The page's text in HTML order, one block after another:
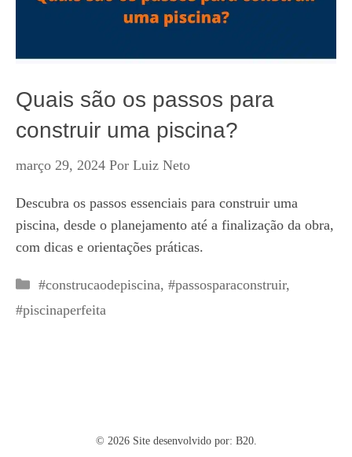
Quais são os passos para
construir uma piscina?
março 29, 2024 Por Luiz Neto
Descubra os passos essenciais para construir uma
piscina, desde o planejamento até a finalização da obra,
com dicas e orientações práticas.
Categorias
#construcaodepiscina, #passosparaconstruir,
#piscinaperfeita
© 2026 Site desenvolvido por: B20.